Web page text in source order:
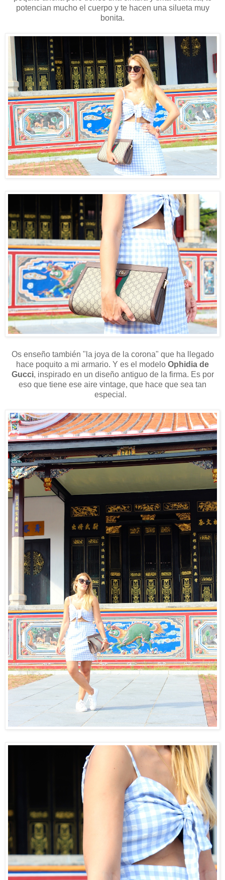
potencian mucho el cuerpo y te hacen una silueta muy
bonita.
Os enseño también "la joya de la corona" que ha llegado
hace poquito a mi armario. Y es el modelo Ophidia de
Gucci, inspirado en un diseño antiguo de la firma. Es por
eso que tiene ese aire vintage, que hace que sea tan
especial.